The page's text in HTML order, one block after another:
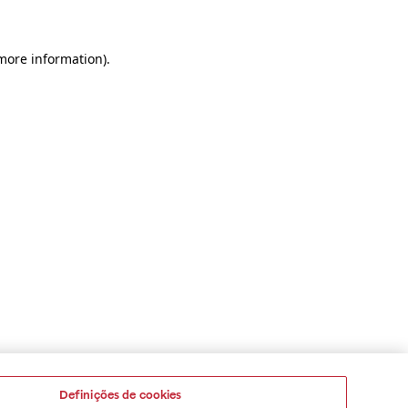
information).
Definições de cookies